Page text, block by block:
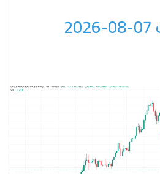
تحليل خام برنت 07-08-2026